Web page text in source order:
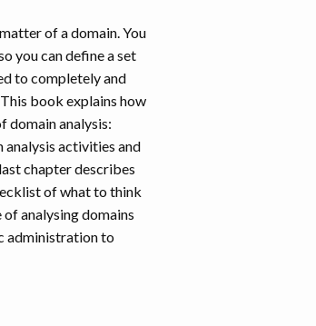
of a domain. You
you can define a set
to completely and
book explains how
domain analysis:
activities and
chapter describes
of what to think
analysing domains
administration to